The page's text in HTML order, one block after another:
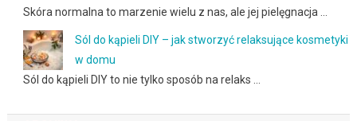
Skóra normalna to marzenie wielu z nas, ale jej pielęgnacja …
Sól do kąpieli DIY – jak stworzyć relaksujące kosmetyki
w domu
Sól do kąpieli DIY to nie tylko sposób na relaks …